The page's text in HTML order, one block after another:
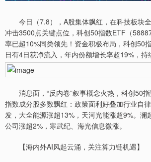
今日（7.8），A股集体飘红，在科技板块
冲击3500点关键点位，科创50指数ETF（
率已超10%同类领先！资金积极布局，科创50
日有4日获净流入，年内份额增长率超19%，持
消息面，“反内卷”叙事概念火热，科创50
指数成分股多数飘红：政策面利好叠加行业自
发，大全能源涨超13%，天河光能涨超9%。澜
公司涨超2%，寒武纪、海光信息微涨。
【海内外AI风起云涌，关注算力链机遇】